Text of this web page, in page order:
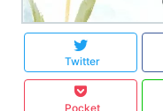
Twitter
Pocket